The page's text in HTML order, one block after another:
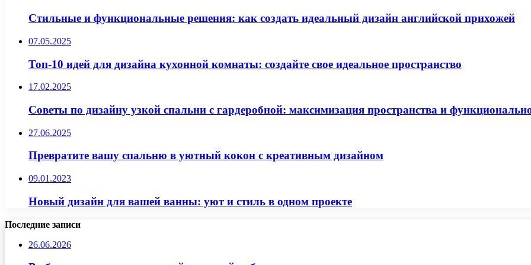
Стильные и функциональные решения: как создать идеальный дизайн английской прихожей
07.05.2025
Топ-10 идей для дизайна кухонной комнаты: создайте свое идеальное пространство
17.02.2025
Советы по дизайну узкой спальни с гардеробной: максимизация пространства и
27.06.2025
Превратите вашу спальню в уютный кокон с креативным дизайном
09.01.2023
Новый дизайн для вашей ванны: уют и стиль в одном проекте
Последние записи
26.06.2026